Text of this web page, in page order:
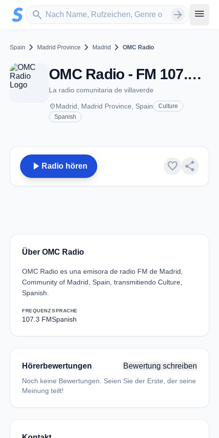
Zum Hauptinhalt springen
search
Sender suchen arrow_forward menu
Spain chevron_right Madrid Province chevron_right Madrid chevron_right OMC Radio
OMC Radio - FM 107.3 - Madrid
La radio comunitaria de villaverde
placeMadrid, Madrid Province, Spain
Culture
Spanish
play_arrow Radio hören favorite share
Über OMC Radio
OMC Radio es una emisora de radio FM de Madrid,
Community of Madrid, Spain, transmitiendo Culture,
Spanish.
FREQUENZ
107.3 FM
SPRACHE
Spanish
Hörerbewertungen Bewertung schreiben
Noch keine Bewertungen. Seien Sie der Erste, der seine
Meinung teilt!